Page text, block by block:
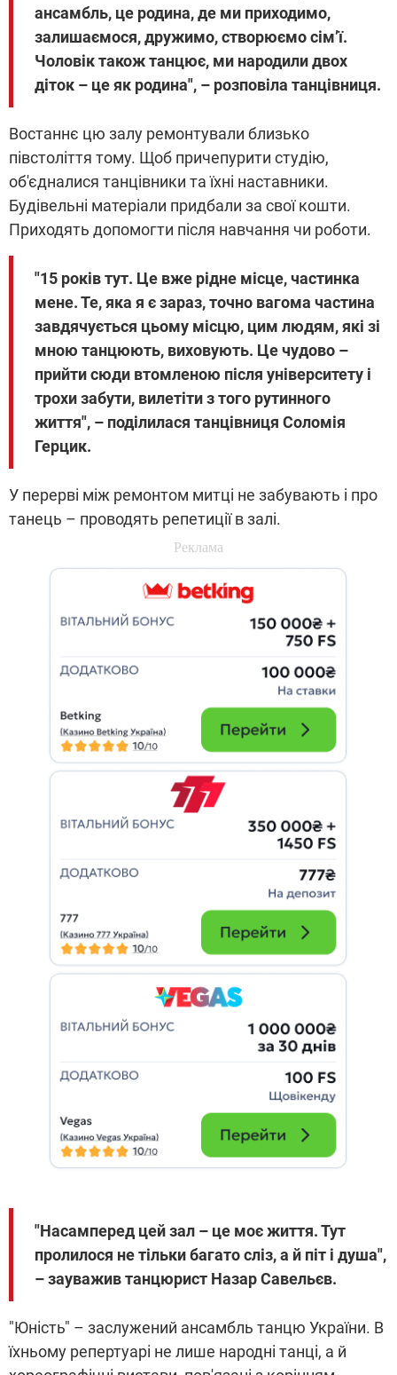
ансамбль, це родина, де ми приходимо,
залишаємося, дружимо, створюємо сім’ї.
Чоловік також танцює, ми народили двох
діток – це як родина", – розповіла танцівниця.
Востаннє цю залу ремонтували близько
півстоліття тому. Щоб причепурити студію,
об'єдналися танцівники та їхні наставники.
Будівельні матеріали придбали за свої кошти.
Приходять допомогти після навчання чи роботи.
"15 років тут. Це вже рідне місце, частинка
мене. Те, яка я є зараз, точно вагома частина
завдячується цьому місцю, цим людям, які зі
мною танцюють, виховують. Це чудово –
прийти сюди втомленою після університету і
трохи забути, вилетіти з того рутинного
життя", – поділилася танцівниця Соломія
Герцик.
У перерві між ремонтом митці не забувають і про
танець – проводять репетиції в залі.
"Насамперед цей зал – це моє життя. Тут
пролилося не тільки багато сліз, а й піт і душа",
– зауважив танцюрист Назар Савельєв.
"Юність" – заслужений ансамбль танцю України. В
їхньому репертуарі не лише народні танці, а й